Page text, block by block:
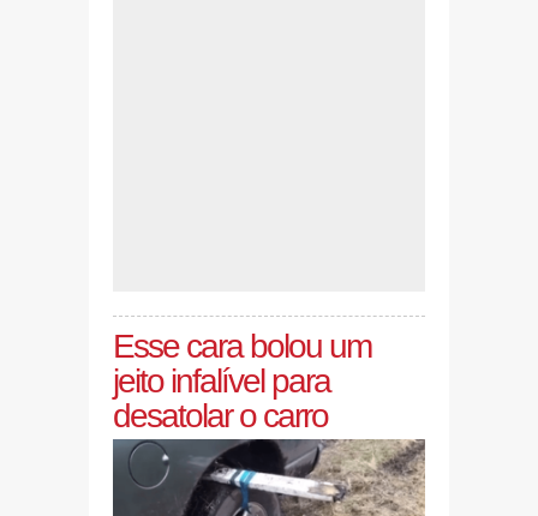
Esse cara bolou um
jeito infalível para
desatolar o carro